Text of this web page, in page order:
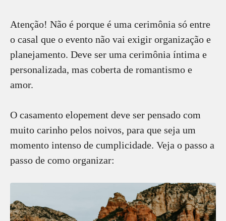
Atenção! Não é porque é uma cerimônia só entre
o casal que o evento não vai exigir organização e
planejamento. Deve ser uma cerimônia íntima e
personalizada, mas coberta de romantismo e
amor.
O casamento elopement deve ser pensado com
muito carinho pelos noivos, para que seja um
momento intenso de cumplicidade. Veja o passo a
passo de como organizar: